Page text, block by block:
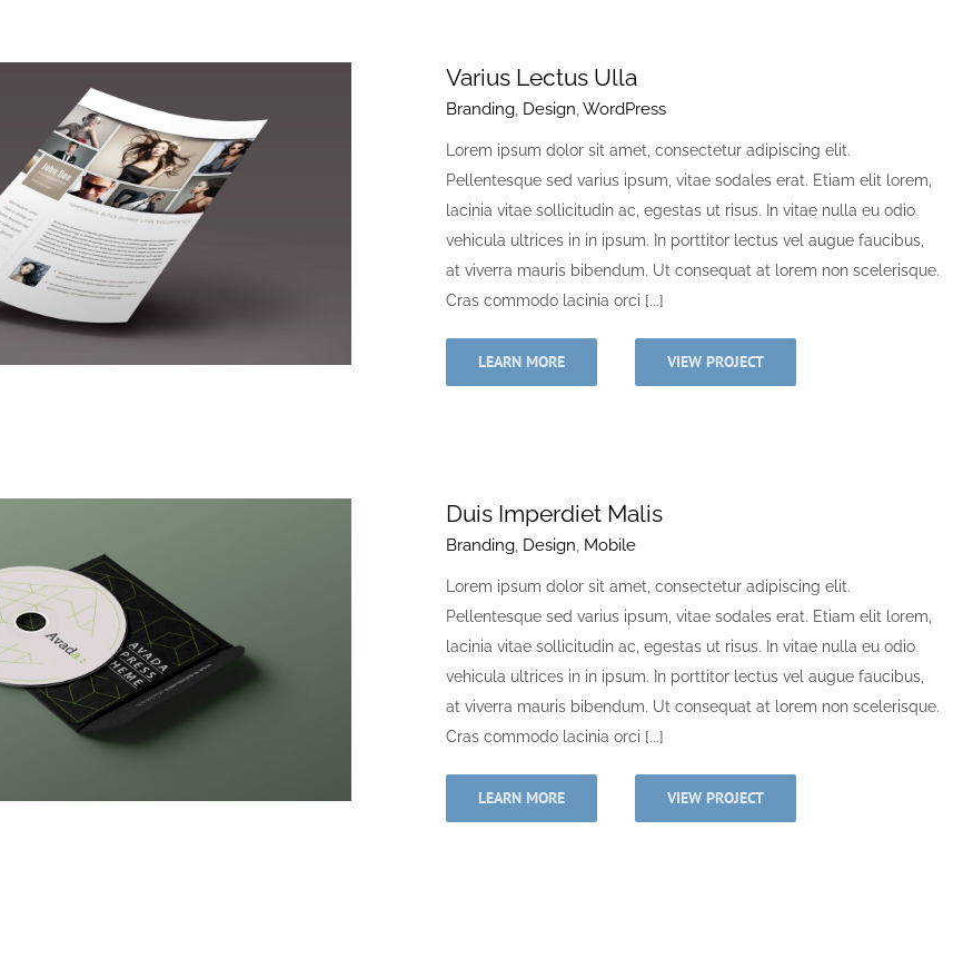
Varius Lectus Ulla
Branding, Design,WordPress
Lorem ipsum dolor sit amet, consectetur adipiscing elit.
Pellentesque sed varius ipsum, vitae sodales erat. Etiam elit lorem,
lacinia vitae sollicitudin ac, egestas ut risus. In vitae nulla eu odio
vehicula ultrices in in ipsum. In porttitor lectus vel augue faucibus,
at viverra mauris bibendum. Ut consequat at lorem non scelerisque.
Cras commodo lacinia orci [...]
LEARN MORE VIEW PROJECT
Duis Imperdiet Malis
Branding, Design, Mobile
Lorem ipsum dolor sit amet, consectetur adipiscing elit.
Pellentesque sed varius ipsum, vitae sodales erat. Etiam elit lorem,
lacinia vitae sollicitudin ac, egestas ut risus. In vitae nulla eu odio
vehicula ultrices in in ipsum. In porttitor lectus vel augue faucibus,
at viverra mauris bibendum. Ut consequat at lorem non scelerisque.
Cras commodo lacinia orci [...]
LEARN MORE VIEW PROJECT